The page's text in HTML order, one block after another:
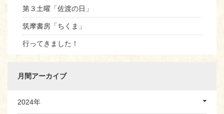
第３土曜「佐渡の日」
筑摩書房「ちくま」
行ってきました！
月間アーカイブ
2024年